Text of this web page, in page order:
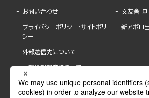
お問い合わせ
プライバシーポリシー・サイトポリ
シー
外部送信先について
内部通報制度について
文友舎
新アポロ